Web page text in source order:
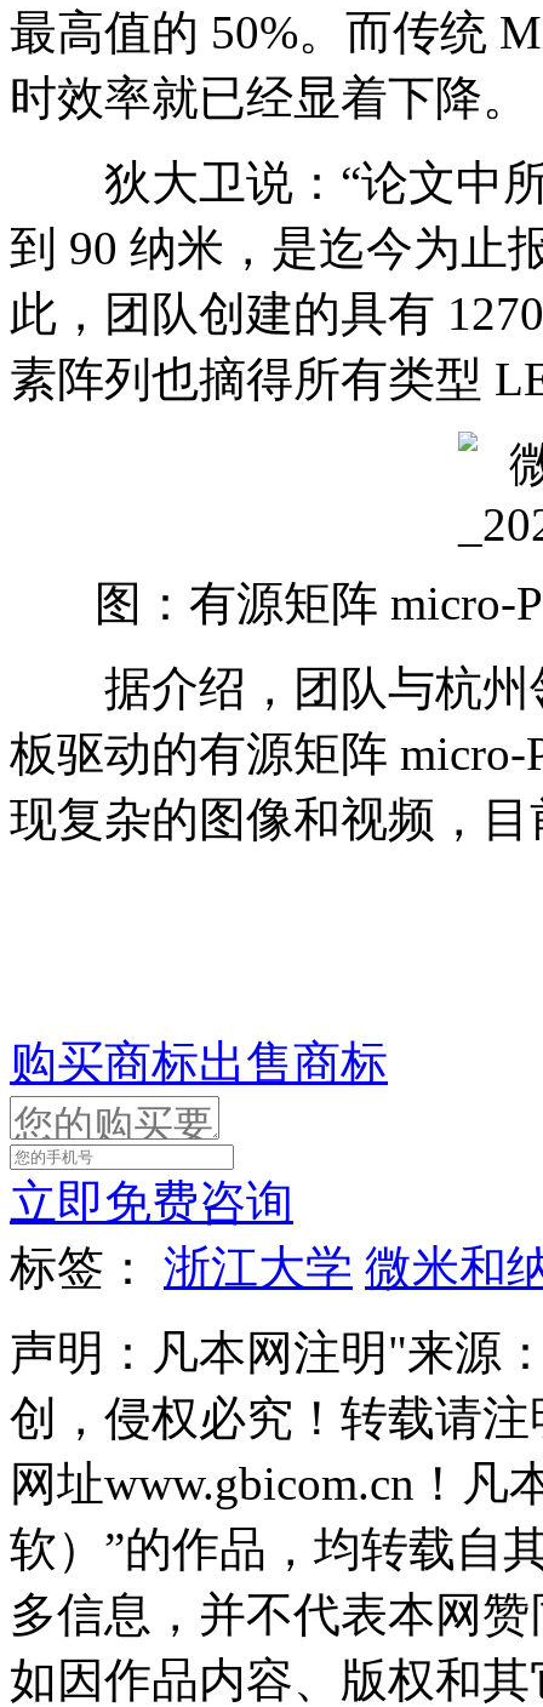
最高值的 50%。而传统
时效率就已经显着下降。
狄大卫说：“论文中所
到 90 纳米，是迄今为止
此，团队创建的具有
素阵列也摘得所有类型
图：有源矩阵 micro-
据介绍，团队与杭州
板驱动的有源矩阵
现复杂的图像和视频，
购买商标出售商标
立即免费咨询
标签：
浙江大学 微米和
声明：凡本网注明"来源
创，侵权必究！转载请
网址www.gbicom.cn！
软）”的作品，均转载自
多信息，并不代表本网
如因作品内容、版权和